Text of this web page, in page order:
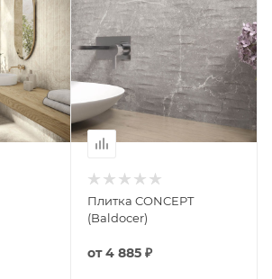
Плитка CONCEPT
(Baldocer)
от4 885 ₽